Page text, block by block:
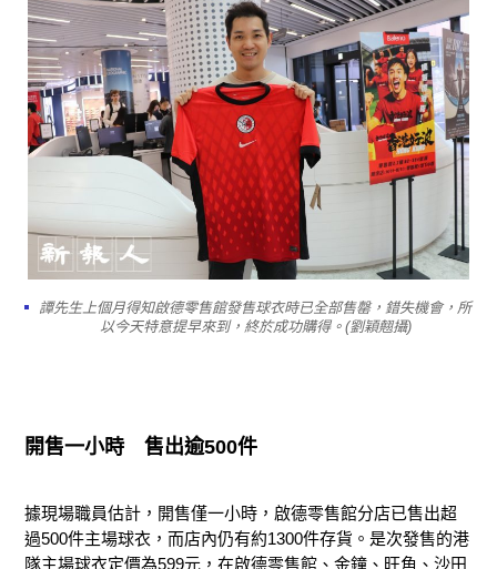
譚先生上個月得知啟德零售館發售球衣時已全部售罄，錯失機會，所
以今天特意提早來到，終於成功購得。(劉穎翹攝)
開售一小時 售出逾500件
據現場職員估計，開售僅一小時，啟德零售館分店已售出超
過500件主場球衣，而店內仍有約1300件存貨。是次發售的港
隊主場球衣定價為599元，在啟德零售館、金鐘、旺角、沙田